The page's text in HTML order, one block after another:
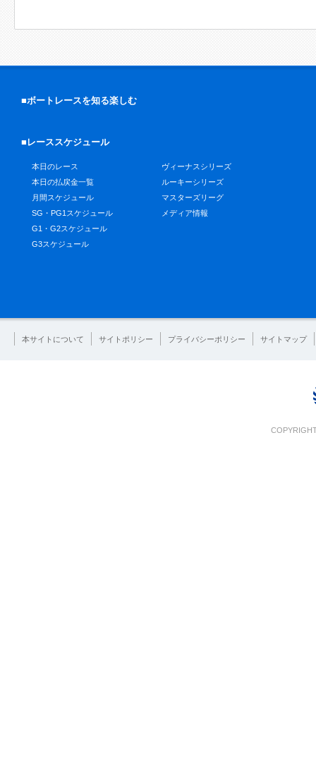
■ボートレースを知る楽しむ
■レーススケジュール
本日のレース
本日の払戻金一覧
月間スケジュール
SG・PG1スケジュール
G1・G2スケジュール
G3スケジュール
ヴィーナスシリーズ
ルーキーシリーズ
マスターズリーグ
メディア情報
本サイトについて サイトポリシー プライバシーポリシー サイトマップ